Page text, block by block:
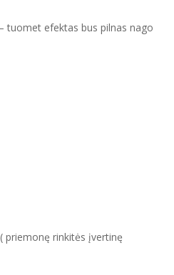
tuomet efektas bus pilnas nago
priemonę rinkitės įvertinę